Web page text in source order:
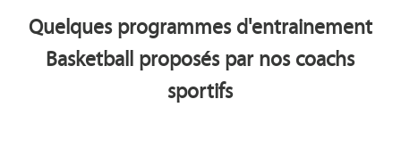
Quelques programmes d'entrainement
Basketball proposés par nos coachs
sportifs